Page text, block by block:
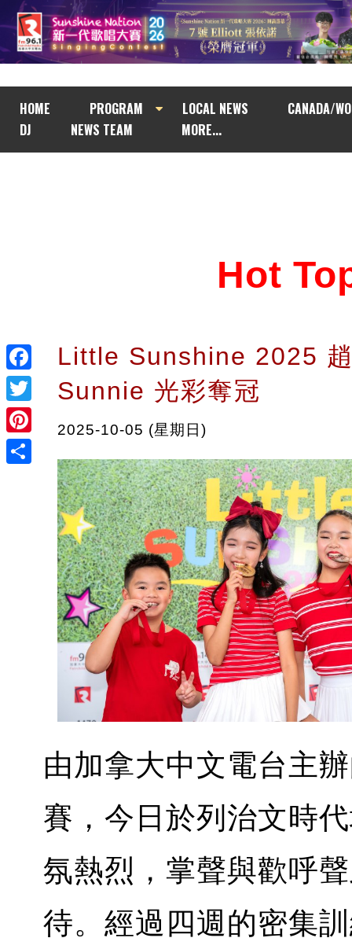
HOME PROGRAM LOCAL NEWS
CANADA/
DJ
NEWS TEAM MORE...
Facebook
Twitter
Pinterest
Hot
Little Sunshine 2025
Sunnie 光彩奪冠
2025-10-05 (星期日)
由加拿大中文電台主
賽，今日於列治文時
氛熱烈，掌聲與歡呼
待。經過四週的密集